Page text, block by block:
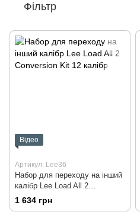
Фільтр
Відео
Артикул: Lee36
Набор для переходу на інший
калібр Lee Load All 2
Conversion Kit 12 калібр
1 634 грн